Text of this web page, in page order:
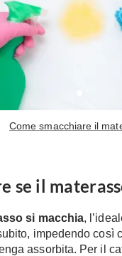
Come smacchiare il
se il
si macchia,
impedendo così
assorbita. Per il